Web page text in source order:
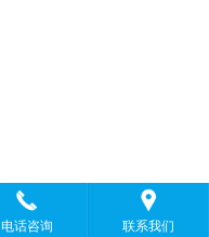
电话咨询 联系我们